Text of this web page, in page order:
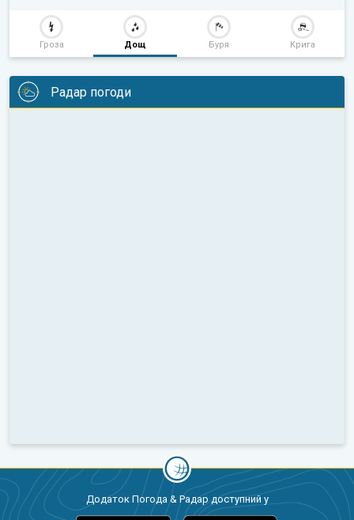
Гроза Дощ Буря Крига
Радар погоди
Додаток Погода & Радар доступний у